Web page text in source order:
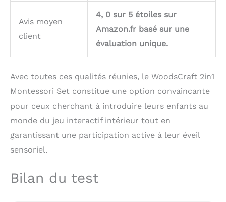
Avis moyen
client
4, 0 sur 5 étoiles sur
Amazon.fr basé sur une
évaluation unique.
Avec toutes ces qualités réunies, le WoodsCraft 2in1
Montessori Set constitue une option convaincante
pour ceux cherchant à introduire leurs enfants au
monde du jeu interactif intérieur tout en
garantissant une participation active à leur éveil
sensoriel.
Bilan du test